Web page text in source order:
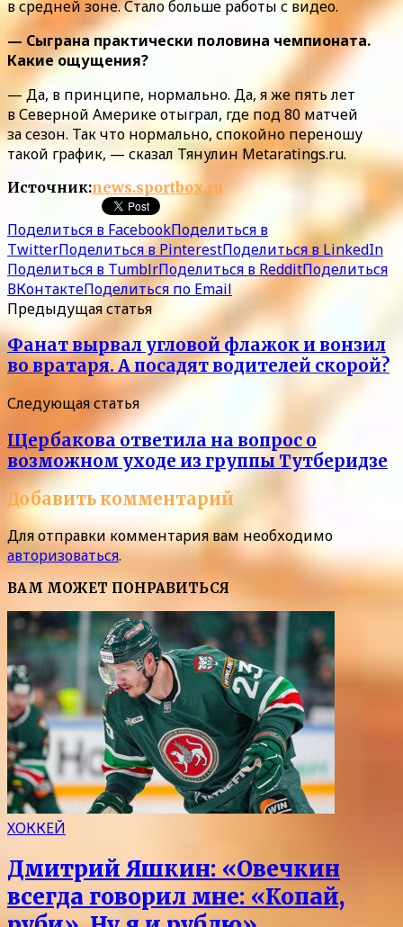
в средней зоне. Стало больше работы с видео.
— Сыграна практически половина чемпионата.
Какие ощущения?
— Да, в принципе, нормально. Да, я же пять лет
в Северной Америке отыграл, где под 80 матчей
за сезон. Так что нормально, спокойно переношу
такой график, — сказал Тянулин Metaratings.ru.
Источник:news.sportbox.ru
Поделиться в FacebookПоделиться в
TwitterПоделиться в PinterestПоделиться в LinkedIn
Поделиться в TumblrПоделиться в RedditПоделиться
ВКонтактеПоделиться по Email
Предыдущая статья
Фанат вырвал угловой флажок и вонзил
во вратаря. А посадят водителей скорой?
Следующая статья
Щербакова ответила на вопрос о
возможном уходе из группы Тутберидзе
Добавить комментарий
Для отправки комментария вам необходимо
авторизоваться.
ВАМ МОЖЕТ ПОНРАВИТЬСЯ
ХОККЕЙ
Дмитрий Яшкин: «Овечкин
всегда говорил мне: «Копай,